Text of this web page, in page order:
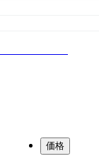
価格